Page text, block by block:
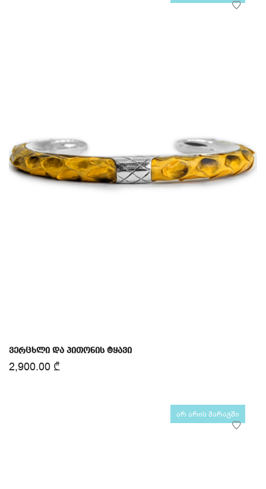
ვერცხლი და პითონის ტყავი
2,900.00 ₾
არ არის მარაგში